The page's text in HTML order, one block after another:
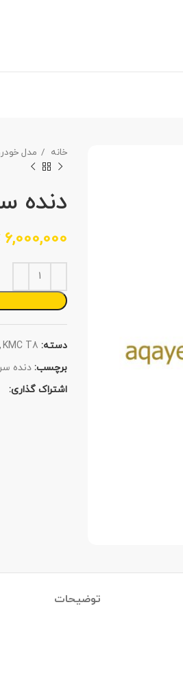
خانه مدل
دنده
6,000,000
دسته: KMC T8
,
برچسب: دنده
اشتراک گذاری:
توضیحات